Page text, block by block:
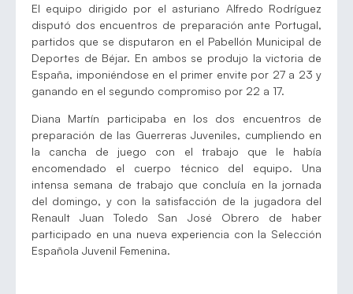
El equipo dirigido por el asturiano Alfredo Rodríguez
disputó dos encuentros de preparación ante Portugal,
partidos que se disputaron en el Pabellón Municipal de
Deportes de Béjar. En ambos se produjo la victoria de
España, imponiéndose en el primer envite por 27 a 23 y
ganando en el segundo compromiso por 22 a 17.
Diana Martín participaba en los dos encuentros de
preparación de las Guerreras Juveniles, cumpliendo en
la cancha de juego con el trabajo que le había
encomendado el cuerpo técnico del equipo. Una
intensa semana de trabajo que concluía en la jornada
del domingo, y con la satisfacción de la jugadora del
Renault Juan Toledo San José Obrero de haber
participado en una nueva experiencia con la Selección
Española Juvenil Femenina.